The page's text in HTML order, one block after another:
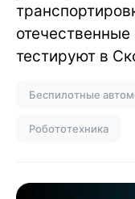
тестируют в
Беспилотные
Робототехника